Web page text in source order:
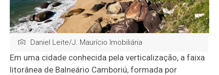
Daniel Leite/J. Maurício Imobiliária
Em uma cidade conhecida pela verticalização, a faixa
litorânea de Balneário Camboriú, formada por